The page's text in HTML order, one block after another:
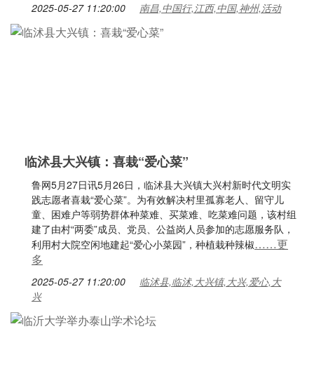
2025-05-27 11:20:00 南昌,中国行,江西,中国,神州,活动
临沭县大兴镇：喜栽“爱心菜”
鲁网5月27日讯5月26日，临沭县大兴镇大兴村新时代文明实
践志愿者喜栽“爱心菜”。为有效解决村里孤寡老人、留守儿
童、困难户等弱势群体种菜难、买菜难、吃菜难问题，该村组
建了由村“两委”成员、党员、公益岗人员参加的志愿服务队，
利用村大院空闲地建起“爱心小菜园”，种植栽种辣椒……更
多
2025-05-27 11:20:00
临沭县,临沭,大兴镇,大兴,爱心,大
兴